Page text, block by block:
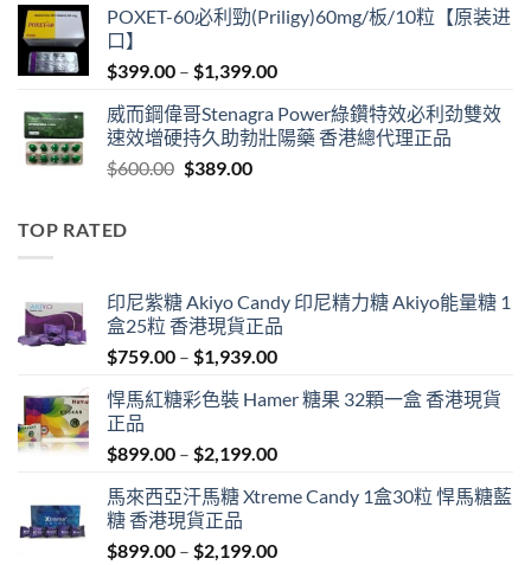
was:
is:
POXET-60必利勁(Priligy)60mg/板/10粒【原装进
口】
$399.00 – $1,399.00Price
$399.00
through
威而鋼偉哥Stenagra Power綠鑽特效必利劲雙效
速效增硬持久助勃壯陽藥 香港總代理正品
$600.00 Original
$389.00Current
TOP RATED
印尼紫糖 Akiyo Candy 印尼精力糖 Akiyo能量糖 1
盒25粒 香港現貨正品
$759.00 – $1,939.00Price
$759.00
$1,939.00
悍馬紅糖彩色裝 Hamer 糖果 32顆一盒 香港現貨
正品
$899.00 – $2,199.00Price
$899.00
$2,199.00
馬來西亞汗馬糖 Xtreme Candy 1盒30粒 悍馬糖藍
糖 香港現貨正品
$899.00 – $2,199.00Price